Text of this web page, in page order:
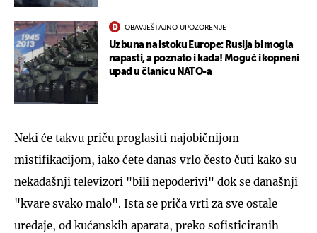
OBAVJEŠTAJNO UPOZORENJE
Uzbuna na istoku Europe: Rusija bi mogla
napasti, a poznato i kada! Moguć i kopneni
upad u članicu NATO-a
Neki će takvu priču proglasiti najobičnijom
mistifikacijom, iako ćete danas vrlo često čuti kako su
nekadašnji televizori "bili nepoderivi" dok se današnji
"kvare svako malo". Ista se priča vrti za sve ostale
uređaje, od kućanskih aparata, preko sofisticiranih